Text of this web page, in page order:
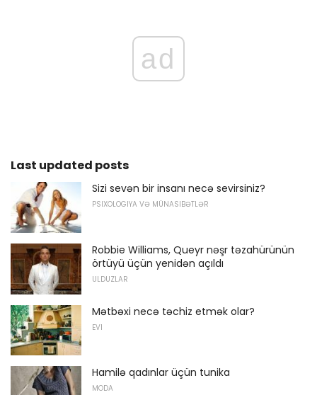
ad
Last updated posts
Sizi sevən bir insanı necə sevirsiniz?
PSIXOLOGIYA VƏ MÜNASIBƏTLƏR
Robbie Williams, Queyr nəşr təzahürünün
örtüyü üçün yenidən açıldı
ULDUZLAR
Mətbəxi necə təchiz etmək olar?
EVI
Hamilə qadınlar üçün tunika
MODA